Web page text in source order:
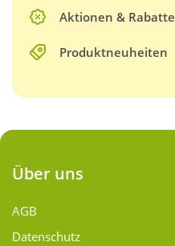
Aktionen & Rabatte
Produktneuheiten
Über uns
AGB
Datenschutz